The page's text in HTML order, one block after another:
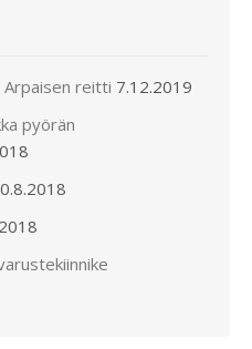
Arpaisen reitti 7.12.2019
pyörän